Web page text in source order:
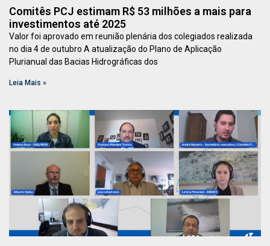
Comitês PCJ estimam R$ 53 milhões a mais para
investimentos até 2025
Valor foi aprovado em reunião plenária dos colegiados realizada
no dia 4 de outubro A atualização do Plano de Aplicação
Plurianual das Bacias Hidrográficas dos
Leia Mais »